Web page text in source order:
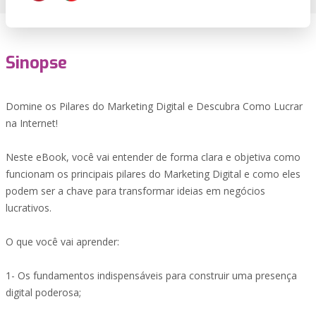
Sinopse
Domine os Pilares do Marketing Digital e Descubra Como Lucrar
na Internet!
Neste eBook, você vai entender de forma clara e objetiva como
funcionam os principais pilares do Marketing Digital e como eles
podem ser a chave para transformar ideias em negócios
lucrativos.
O que você vai aprender:
1- Os fundamentos indispensáveis para construir uma presença
digital poderosa;